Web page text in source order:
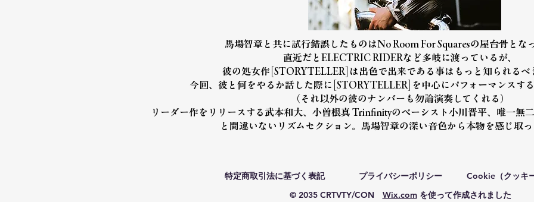
馬場智章と共に試行錯誤したものはNo Room For Squaresの屋台骨とな
直近だとELECTRIC RIDERなど多岐に渡っているが、
彼の処女作[STORYTELLER]は出色で出来である事はもっと知られるべ
今回、彼と何をやるか話した際に[STORYTELLER]を中心にパフォーマンスす
（それ以外の彼のナンバーも勿論演奏してくれる）
リーダー作をリリースする武本和大、小曽根真 Trinfinityのベーシスト小川晋平、唯一無
と間違いないリズムセクション。馬場智章の深い音色から本物を感じ取
特定商取引法に基づく表記 プライバシーポリシー
Cookie（クッキ
© 2035 CRTVTY/CON Wix.comを使って作成されました